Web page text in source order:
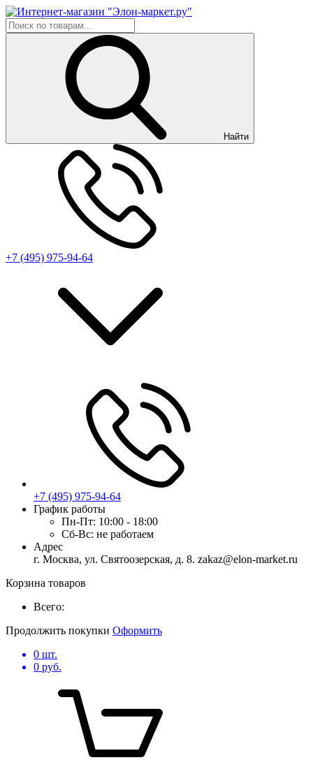
Найти
+7 (495) 975-94-64
+7 (495) 975-94-64
График работы
Пн-Пт: 10:00 - 18:00
Сб-Вс: не работаем
Адрес
г. Москва, ул. Святоозерская, д. 8. zakaz@elon-market.ru
Корзина товаров
Всего:
Продолжить покупки Оформить
0 шт.
0 руб.